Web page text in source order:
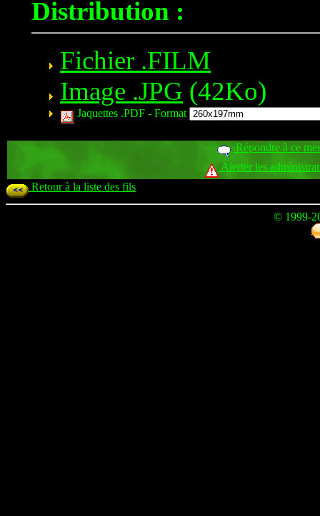
Distribution :
Fichier .FILM
Image .JPG (42Ko)
Jaquettes .PDF - Format
Répondre à ce
Alerter les
Retour à la liste des fils
© 1999-